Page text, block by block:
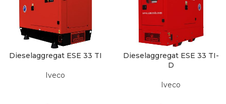
Dieselaggregat ESE 33 TI
Iveco
Dieselaggregat ESE 33 TI-
D
Iveco